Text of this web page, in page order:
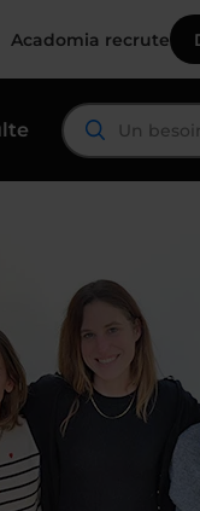
Acadomia recrute